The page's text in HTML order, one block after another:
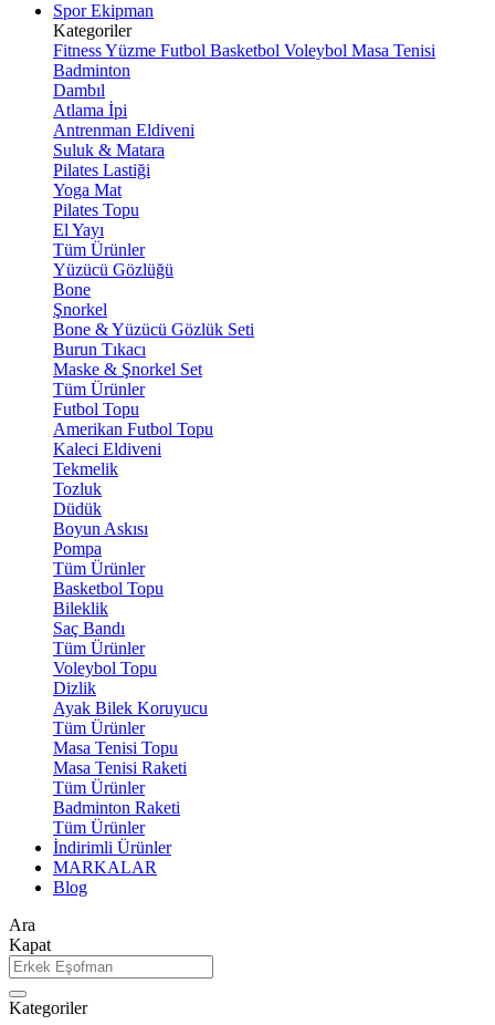
Spor Ekipman
Kategoriler
FitnessYüzme Futbol Basketbol Voleybol Masa Tenisi
Badminton
Dambıl
Atlama İpi
Antrenman Eldiveni
Suluk & Matara
Pilates Lastiği
Yoga Mat
Pilates Topu
El Yayı
Tüm Ürünler
Yüzücü Gözlüğü
Bone
Şnorkel
Bone & Yüzücü Gözlük Seti
Burun Tıkacı
Maske & Şnorkel Set
Tüm Ürünler
Futbol Topu
Amerikan Futbol Topu
Kaleci Eldiveni
Tekmelik
Tozluk
Düdük
Boyun Askısı
Pompa
Tüm Ürünler
Basketbol Topu
Bileklik
Saç Bandı
Tüm Ürünler
Voleybol Topu
Dizlik
Ayak Bilek Koruyucu
Tüm Ürünler
Masa Tenisi Topu
Masa Tenisi Raketi
Tüm Ürünler
Badminton Raketi
Tüm Ürünler
İndirimli Ürünler
MARKALAR
Blog
Ara
Kapat
Kategoriler